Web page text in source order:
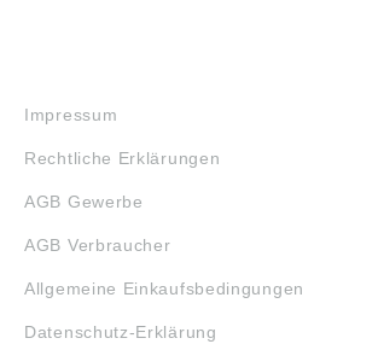
Impressum
Rechtliche Erklärungen
AGB Gewerbe
AGB Verbraucher
Allgemeine Einkaufsbedingungen
Datenschutz-Erklärung